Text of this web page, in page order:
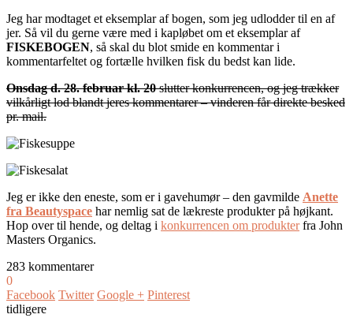
Jeg har modtaget et eksemplar af bogen, som jeg udlodder til en af
jer. Så vil du gerne være med i kapløbet om et eksemplar af
FISKEBOGEN, så skal du blot smide en kommentar i
kommentarfeltet og fortælle hvilken fisk du bedst kan lide.
Onsdag d. 28. februar kl. 20slutter konkurrencen, og jeg trækker
vilkårligt lod blandt jeres kommentarer – vinderen får direkte besked
pr. mail.
Jeg er ikke den eneste, som er i gavehumør – den gavmilde Anette
fra Beautyspace har nemlig sat de lækreste produkter på højkant.
Hop over til hende, og deltag i konkurrencen om produkterfra John
Masters Organics.
283 kommentarer
0
Facebook Twitter Google + Pinterest
tidligere